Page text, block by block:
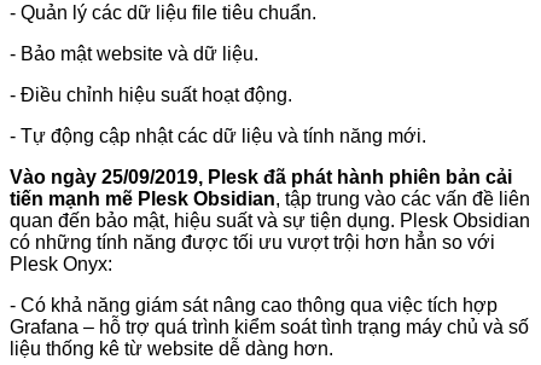
- Quản lý các dữ liệu file tiêu chuẩn.
- Bảo mật website và dữ liệu.
- Điều chỉnh hiệu suất hoạt động.
- Tự động cập nhật các dữ liệu và tính năng mới.
Vào ngày 25/09/2019, Plesk đã phát hành phiên bản cải
tiến mạnh mẽ Plesk Obsidian, tập trung vào các vấn đề liên
quan đến bảo mật, hiệu suất và sự tiện dụng. Plesk Obsidian
có những tính năng được tối ưu vượt trội hơn hẳn so với
Plesk Onyx:
- Có khả năng giám sát nâng cao thông qua việc tích hợp
Grafana – hỗ trợ quá trình kiểm soát tình trạng máy chủ và số
liệu thống kê từ website dễ dàng hơn.